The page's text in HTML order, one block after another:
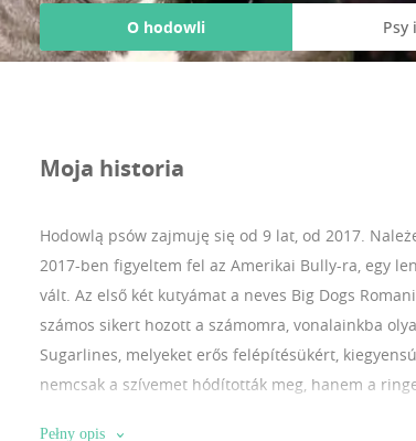
O hodowli Psy
Moja historia
Hodowlą psów zajmuję się od 9 lat, od 2017.
2017-ben figyeltem fel az Amerikai Bully-ra, egy
vált. Az első két kutyámat a neves Big Dogs
számos sikert hozott a számomra, vonalainkba
Sugarlines, melyeket erős felépítésükért,
nemcsak a szívemet hódították meg, hanem a
Pełny opis